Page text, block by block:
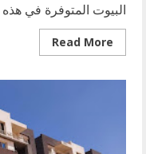
البيوت المتوفرة في
Read More
Read
more
منطقة
الرياض